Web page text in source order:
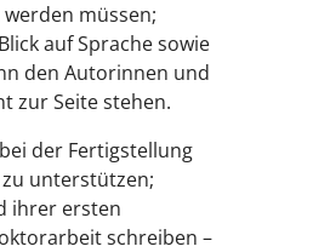
müssen;
auf Sprache sowie
den Autorinnen und
zur Seite stehen.
der Fertigstellung
unterstützen;
ihrer ersten
schreiben –